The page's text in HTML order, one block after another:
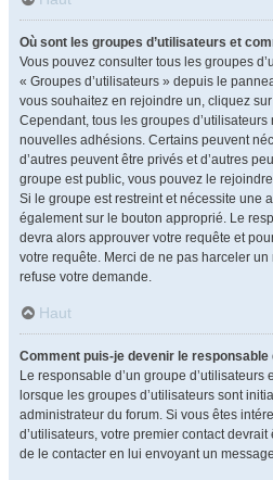
Où sont les groupes d’utilisateurs et
Vous pouvez consulter tous les groupes
« Groupes d’utilisateurs » depuis le
vous souhaitez en rejoindre un, cliquez
Cependant, tous les groupes
nouvelles adhésions. Certains peuvent
d’autres peuvent être privés et d’autres
groupe est public, vous pouvez le
Si le groupe est restreint et nécessite une
également sur le bouton approprié. Le
devra alors approuver votre requête et
votre requête. Merci de ne pas harceler un
refuse votre demande.
Haut
Comment puis-je devenir le responsable
Le responsable d’un groupe d’utilisateurs
lorsque les groupes d’utilisateurs sont
administrateur du forum. Si vous êtes
d’utilisateurs, votre premier contact
de le contacter en lui envoyant un